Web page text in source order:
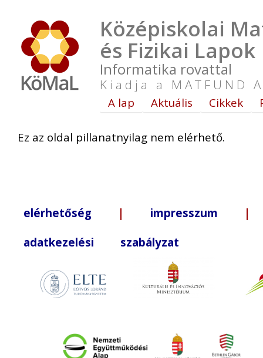
Középiskolai
és Fizikai Lapok
Informatika rovattal
Kiadja a MATFUND
A lap Aktuális Cikkek
Ez az oldal pillanatnyilag nem elérhető.
elérhetőség | impresszum |
adatkezelési szabályzat